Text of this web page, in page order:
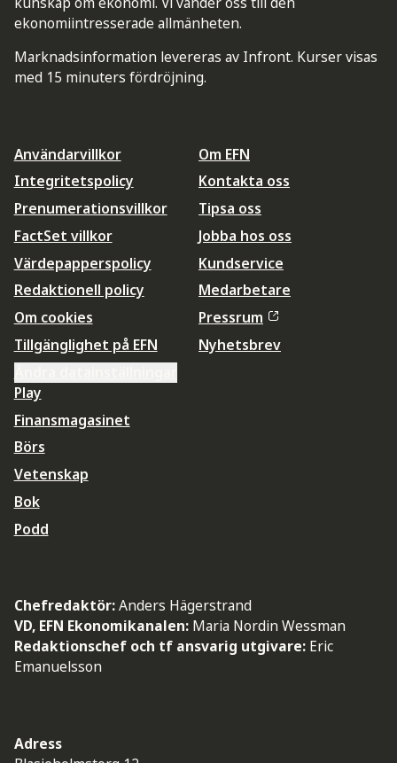
ekonomiintresserade allmänheten.
Marknadsinformation levereras av Infront. Kurser visas
med 15 minuters fördröjning.
Användarvillkor
Integritetspolicy
Prenumerationsvillkor
FactSet villkor
Värdepapperspolicy
Redaktionell policy
Om cookies
Tillgänglighet på EFN
Om EFN
Kontakta oss
Tipsa oss
Jobba hos oss
Kundservice
Medarbetare
Pressrum
Nyhetsbrev
Play
Finansmagasinet
Börs
Vetenskap
Bok
Podd
Chefredaktör:Anders Hägerstrand
VD, EFN Ekonomikanalen: Maria Nordin Wessman
Redaktionschef och tf ansvarig utgivare: Eric
Emanuelsson
Adress